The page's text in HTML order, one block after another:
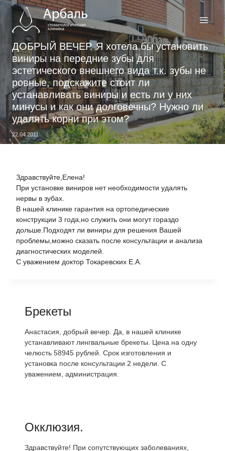
Перейти
содержимому
ДОБРЫЙ ВЕЧЕР. Я хотела бы установить
виниры на передние зубы для
эстетического внешнего вида т.к. зубы не
ровные, подскажите стоит ли
устанавливать виниры и есть ли у них
минусы и как они долговечны? Нужно ли
удалять корни при этом?
22.04.2011
Здравствуйте,Елена!
При установке виниров нет необходимости удалять
нервы в зубах.
В нашей клинике гарантия на ортопедические
конструкции 3 года,но служить они могут гораздо
дольше.Подходят ли виниры для решения Вашей
проблемы,можно сказать после консультации и анализа
диагностических моделей.
С уважением доктор Токаревских Е.А.
Брекеты
Анастасия, добрый вечер. Да, в нашей клинике
устанавливают лингвальные брекеты. Цена на одну
челюсть 58945 рублей. Срок изготовления и
установка после консультации 2 недели. С
уважением, администрация.
Окклюзия.
Здравствуйте! При сопутствующих заболеваниях,